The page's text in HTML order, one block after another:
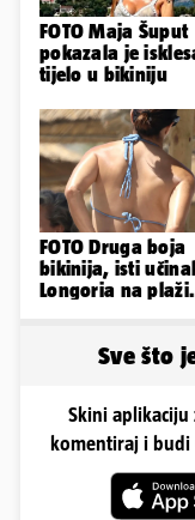
FOTO Maja Šuput
pokazala je
tijelo u bikiniju
FOTO Druga boja
bikinija, isti
Longoria na plaži
Sve što
Skini aplikaciju
komentiraj i